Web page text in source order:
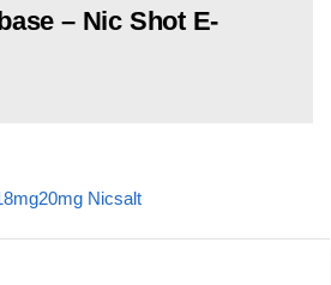
– Nic Shot E-
20mg Nicsalt